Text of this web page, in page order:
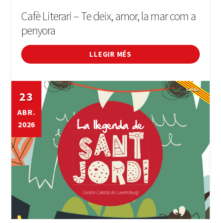
Cafè Literari – Te deix, amor, la mar com a
penyora
LLEGIR MÉS
23
ABR.
2026